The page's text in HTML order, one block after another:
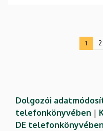
1 2
Dolgozói
telefonkönyvében |
DE telefonkönyvében